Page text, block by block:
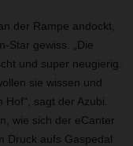
der Rampe andockt,
Star gewiss. „Die
und super neugierig.
sie wissen und
sagt der Azubi.
wie sich der eCanter
Druck aufs Gaspedal